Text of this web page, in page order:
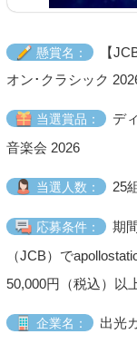
懸賞名：
【
オン･クラシック
当選賞品：
デ
音楽会 2026
当選人数： 25
応募条件：
期
（JCB）で
50,000円（税込）以
企業名： 出光